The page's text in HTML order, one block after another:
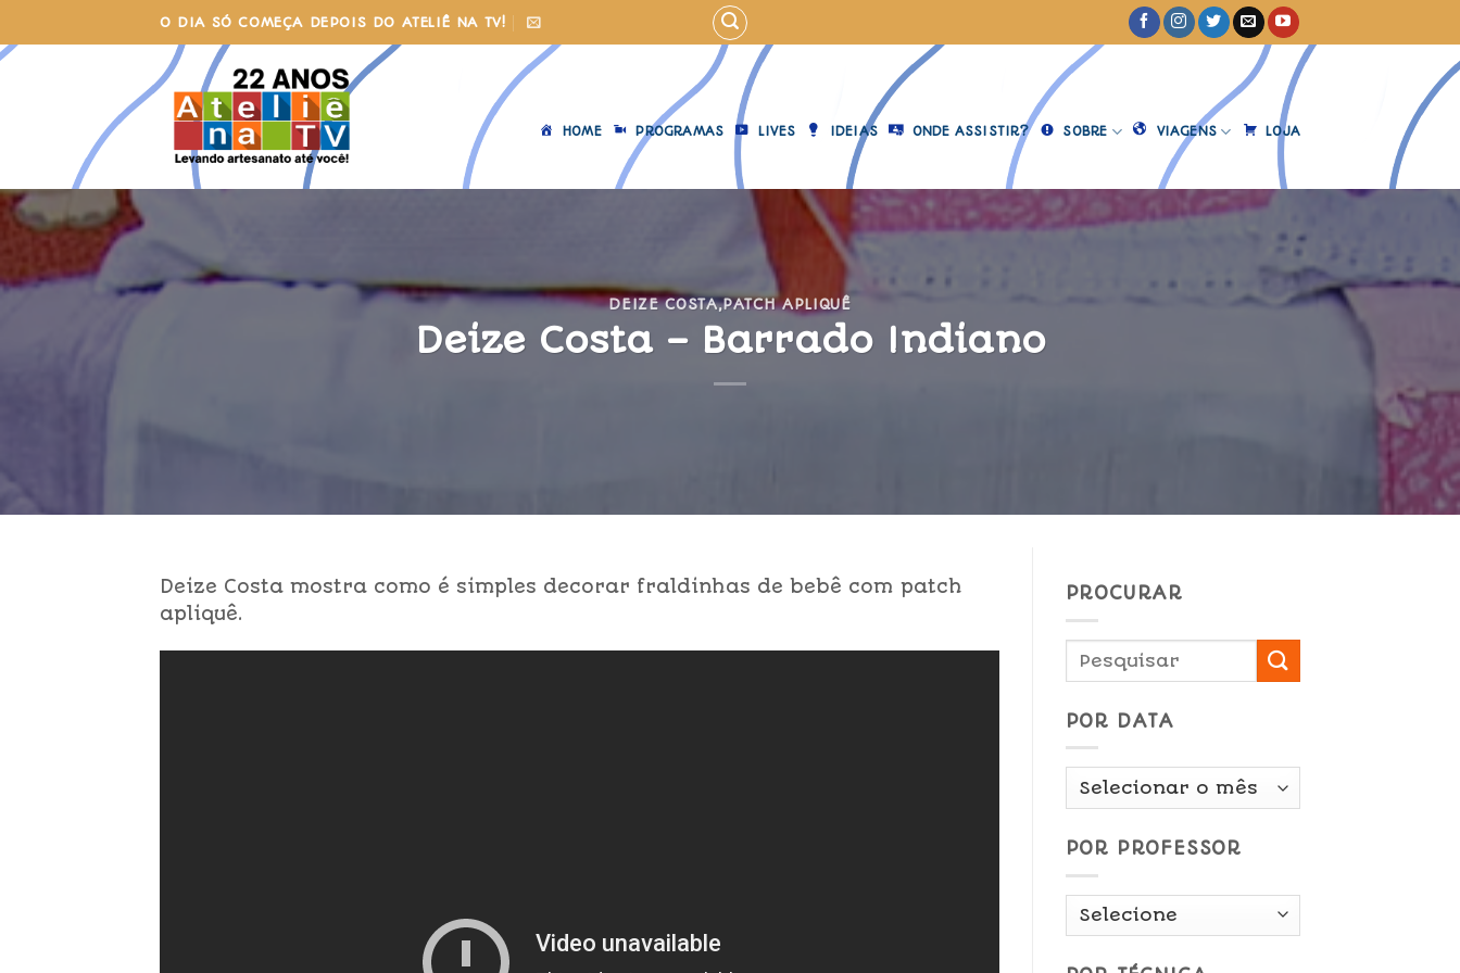
to
content
O DIA SÓ COMEÇA DEPOIS DO ATELIÊ NA TV!
HOME PROGRAMAS LIVES IDEIAS ONDE ASSISTIR? SOBRE VIAGENS LOJA
DEIZE COSTA,PATCH APLIQUÊ
Deize Costa – Barrado Indiano
Deize Costa mostra como é simples decorar fraldinhas de bebê com patch
apliquê.
PROCURAR
POR DATA
Por
POR PROFESSOR